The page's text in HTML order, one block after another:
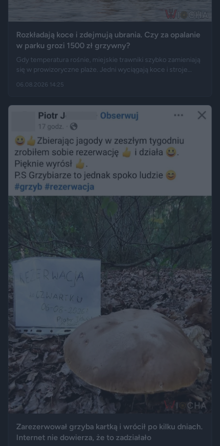
Rozkładają koce i zdejmują ubrania. Czy za opalanie
w parku grozi 1500 zł grzywny?
Gdy temperatura rośnie, miejskie trawniki szybko zamieniają
się w prowizoryczne plaże. Jedni wyciągają koce i stroje
legalne. Jak opisują Gazeta.pl i „Rzeczpospolita”, samo
przez nagość, złamanie regulaminu parku albo zajęcie
trawnika, który nie został przeznaczony do rekreacji.
06.08.2026 14:25
Zarezerwował grzyba kartką i wrócił po kilku dniach.
Internet nie dowierza, że to zadziałało